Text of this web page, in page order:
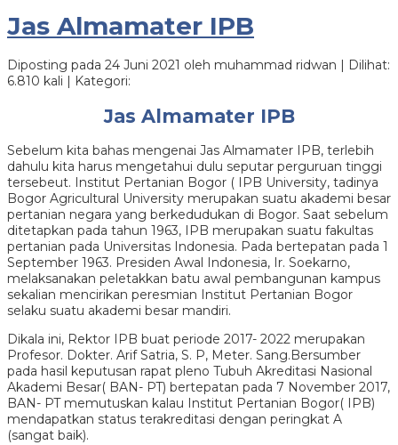
Jas Almamater IPB
Diposting pada 24 Juni 2021 oleh muhammad ridwan | Dilihat:
6.810 kali | Kategori:
Jas Almamater IPB
Sebelum kita bahas mengenai Jas Almamater IPB, terlebih
dahulu kita harus mengetahui dulu seputar perguruan tinggi
tersebeut. Institut Pertanian Bogor ( IPB University, tadinya
Bogor Agricultural University merupakan suatu akademi besar
pertanian negara yang berkedudukan di Bogor. Saat sebelum
ditetapkan pada tahun 1963, IPB merupakan suatu fakultas
pertanian pada Universitas Indonesia. Pada bertepatan pada 1
September 1963. Presiden Awal Indonesia, Ir. Soekarno,
melaksanakan peletakkan batu awal pembangunan kampus
sekalian mencirikan peresmian Institut Pertanian Bogor
selaku suatu akademi besar mandiri.
Dikala ini, Rektor IPB buat periode 2017- 2022 merupakan
Profesor. Dokter. Arif Satria, S. P, Meter. Sang.Bersumber
pada hasil keputusan rapat pleno Tubuh Akreditasi Nasional
Akademi Besar( BAN- PT) bertepatan pada 7 November 2017,
BAN- PT memutuskan kalau Institut Pertanian Bogor( IPB)
mendapatkan status terakreditasi dengan peringkat A
(sangat baik).